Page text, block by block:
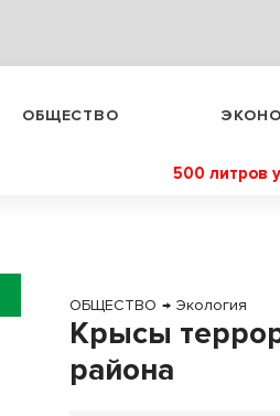
ОБЩЕСТВО
500 литров
ОБЩЕСТВО → Экология
Крысы
района